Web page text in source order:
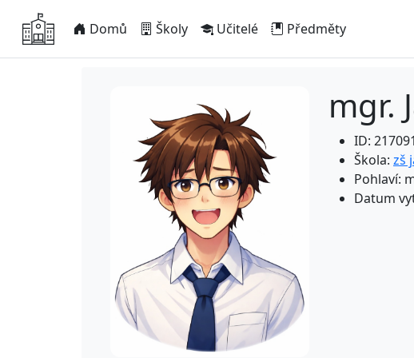
Domů Školy Učitelé Předměty
mgr.
ID: 217091
Škola: zš
Pohlaví:
Datum